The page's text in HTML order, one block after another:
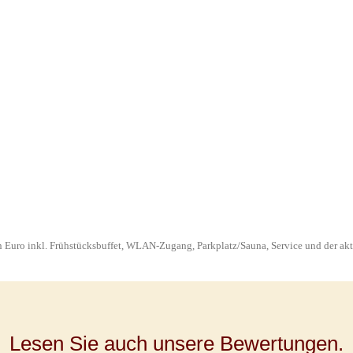
Euro inkl. Frühstücksbuffet, WLAN-Zugang, Parkplatz/Sauna, Service und der
Lesen Sie auch unsere Bewertungen.